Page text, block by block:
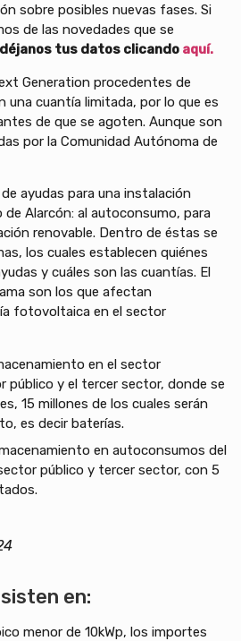
sobre posibles nuevas fases. Si
de las novedades que se
déjanos tus datos clicando aquí.
Generation procedentes de
una cuantía limitada, por lo que es
de que se agoten. Aunque son
por la Comunidad Autónoma de
ayudas para una instalación
Alarcón: al autoconsumo, para
renovable. Dentro de éstas se
los cuales establecen quiénes
y cuáles son las cuantías. El
son los que afectan
fotovoltaica en el sector
en el sector
público y el tercer sector, donde se
15 millones de los cuales serán
es decir baterías.
en autoconsumos del
público y tercer sector, con 5
en:
menor de 10kWp, los importes